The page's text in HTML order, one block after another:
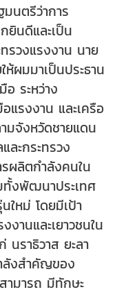
นตรีว่าการ
ยินดีและเป็น
รวงแรงงาน นาย
ผมมาเป็นประธาน
ระหว่าง
รงงาน และเครือ
มจังหวัดชายแดน
ละกระทรวง
ผลิตกำลังคนใน
ทั้งพัฒนาประเทศ
ใหม่ โดยมีเป้า
านและเยาวชนใน
นราธิวาส ยะลา
ลังสำคัญของ
ามารถ มีทักษะ